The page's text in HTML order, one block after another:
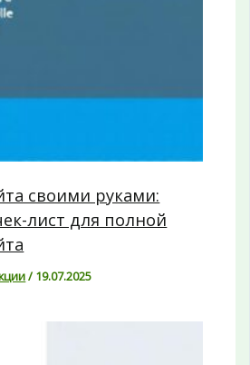
своими руками:
лист для полной
/ 19.07.2025